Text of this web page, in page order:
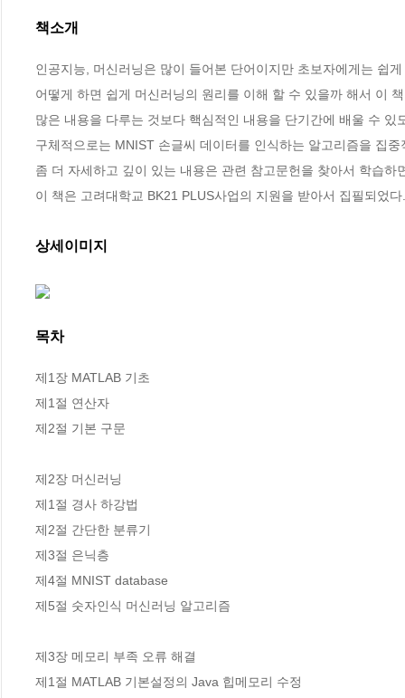
책소개
인공지능, 머신러닝은 많이 들어본 단어이지만 초보자에게는 쉽
어떻게 하면 쉽게 머신러닝의 원리를 이해 할 수 있을까 해서 이
많은 내용을 다루는 것보다 핵심적인 내용을 단기간에 배울 수 있
구체적으로는 MNIST 손글씨 데이터를 인식하는 알고리즘을 집
좀 더 자세하고 깊이 있는 내용은 관련 참고문헌을 찾아서 학습하
이 책은 고려대학교 BK21 PLUS사업의 지원을 받아서 집필되었다.
상세이미지
목차
제1장 MATLAB 기초
제1절 연산자
제2절 기본 구문
제2장 머신러닝
제1절 경사 하강법
제2절 간단한 분류기
제3절 은닉층
제4절 MNIST database
제5절 숫자인식 머신러닝 알고리즘
제3장 메모리 부족 오류 해결
제1절 MATLAB 기본설정의 Java 힙메모리 수정